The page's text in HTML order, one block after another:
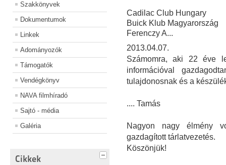
Szakkönyvek
Dokumentumok
Linkek
Adományozók
Támogatók
Vendégkönyv
NAVA filmhíradó
Sajtó - média
Galéria
Cikkek
Cadilac Club Hungary
Buick Klub Magyarország
Ferenczy A...
2013.04.07.
Számomra, aki 22 éve
információval
tulajdonosnak és a
.... Tamás
Nagyon nagy élmény
gazdagított tárlatvezetés.
Köszönjük!